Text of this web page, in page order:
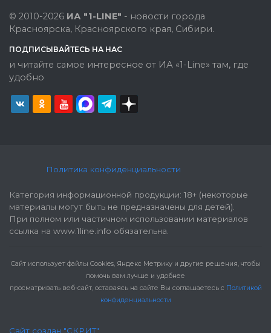
© 2010-2026 ИА "1-LINE" - новости города
Красноярска, Красноярского края, Сибири.
ПОДПИСЫВАЙТЕСЬ НА НАС
и читайте самое интересное от ИА «1-Line» там, где
удобно
Политика конфиденциальности
Категория информационной продукции: 18+ (некоторые
материалы могут быть не предназначены для детей).
При полном или частичном использовании материалов
ссылка на www.1line.info обязательна.
Cайт использует файлы Cookies, Яндекс Метрику и другие решения, чтобы
помочь вам лучше и удобнее
просматривать веб-сайт, оставаясь на сайте Вы соглашаетесь с Политикой
конфиденциальности
Сайт создан "СКРИТ"